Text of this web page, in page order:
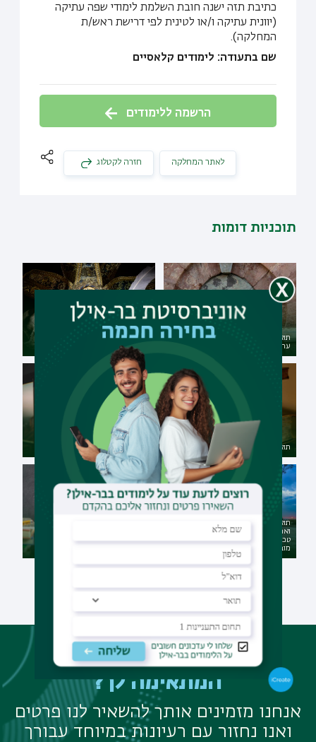
כתיבת תזה ישנה חובת השלמת לימודי שפה עתיקה
(יוונית עתיקה ו/או לטינית לפי דרישת ראש/ת
המחלקה).
שם בתעודה: לימודים קלאסיים
הרשמה ללימודים
חזרה לקטלוג לאתר המחלקה
תוכניות דומות
תואר ראשון בהיסטוריה כללית עם
ערבית - דו-חוגי מובנה
תואר שני בספרות משווה במגמת
דרמה ותיאטרון
תואר ראשון בספרות - אנגלית
תואר ראשון בערבית עם
פילוסופיה יהודית
תואר ראשון בלימודי ארץ ישראל
וארכאולוגיה עם לימודי מידע
טכנולוגיות אינטרנט - דו-חוגי
מובנה
לא מצאת את התוכנית
המתאימה לך?
אנחנו מזמינים אותך להשאיר לנו פרטים
ואנו נחזור עם רעיונות במיוחד עבורך